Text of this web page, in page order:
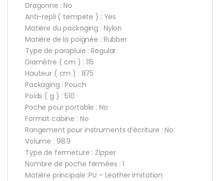
Dragonne : No
Anti-repli ( tempete ) : Yes
Matière du packaging : Nylon
Matière de la poignée : Rubber
Type de parapluie : Regular
Diamètre ( cm ) : 115
Hauteur ( cm ) : 875
Packaging : Pouch
Poids ( g ) : 510
Poche pour portable : No
Format cabine : No
Rangement pour instruments d’écriture : No
Volume : 98.9
Type de fermeture : Zipper
Nombre de poche fermées : 1
Matière principale :PU – Leather imitation